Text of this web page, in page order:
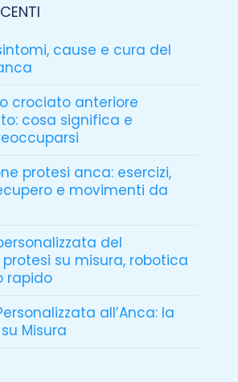
cause e cura del
crociato anteriore
cosa significa e
protesi anca: esercizi,
e movimenti da
del
su misura, robotica
rapido
all’Anca: la
Misura